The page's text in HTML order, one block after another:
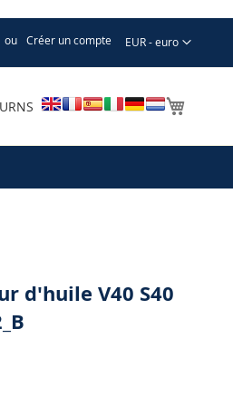
Devise
EUR - euro
Créer un compte
d'huile V40 S40